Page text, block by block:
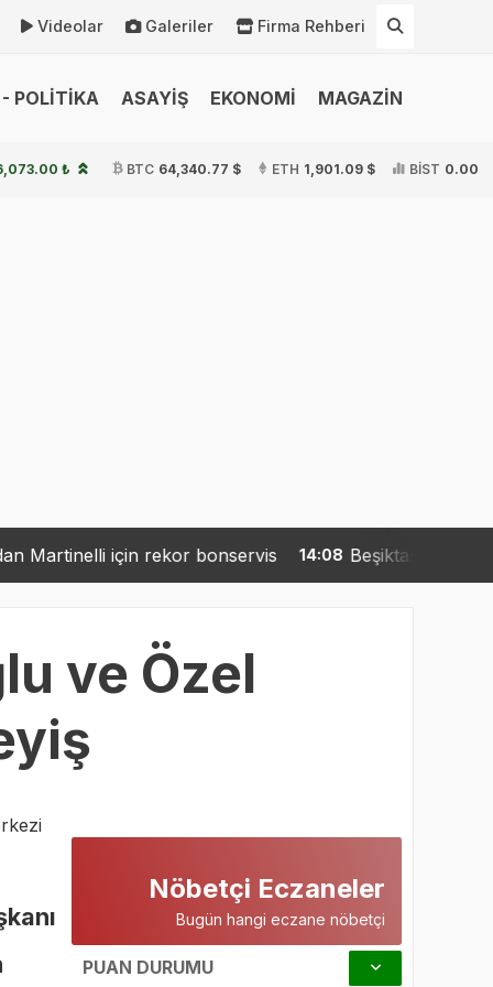
Videolar Galeriler Firma Rehberi
POLİTİKA ASAYİŞ EKONOMİ MAGAZİN
₺ BTC 64,340.77 $ ETH 1,901.09 $ BİST 0.00
bonservis 14:08 Beşiktaşlı yıldız için geliyorlar: La
ve Özel
Nöbetçi Eczaneler
Bugün hangi eczane nöbetçi
PUAN DURUMU